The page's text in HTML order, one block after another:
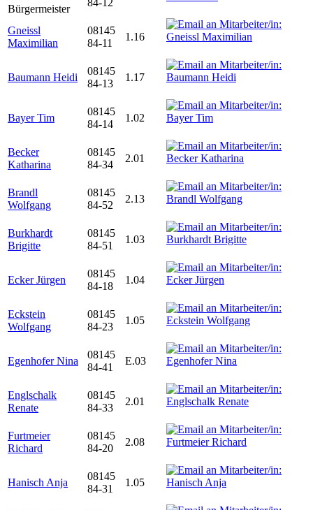
Bürgermeister
84-12
Gneissl
Maximilian
08145
84-11
1.16
Baumann Heidi
08145
84-13
1.17
Bayer Tim
08145
84-14
1.02
Becker
Katharina
08145
84-34
2.01
Brandl
Wolfgang
08145
84-52
2.13
Burkhardt
Brigitte
08145
84-51
1.03
Ecker Jürgen
08145
84-18
1.04
Eckstein
Wolfgang
08145
84-23
1.05
Egenhofer Nina
08145
84-41
E.03
Englschalk
Renate
08145
84-33
2.01
Furtmeier
Richard
08145
84-20
2.08
Hanisch Anja
08145
84-31
1.05